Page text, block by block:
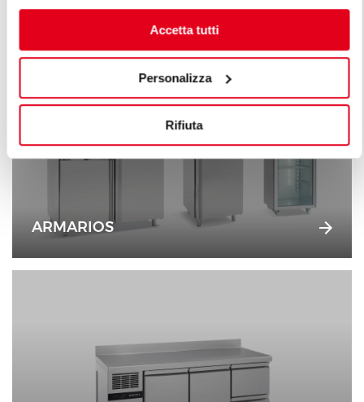
Accetta tutti
Personalizza
Rifiuta
ABATIDORES
ARMARIOS